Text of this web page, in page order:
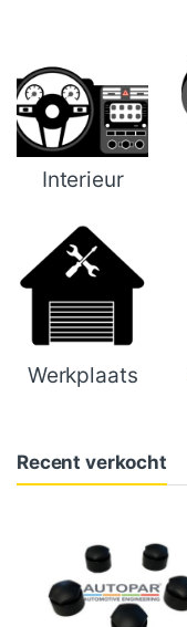
Interieur
Werkplaats
Recent verkocht